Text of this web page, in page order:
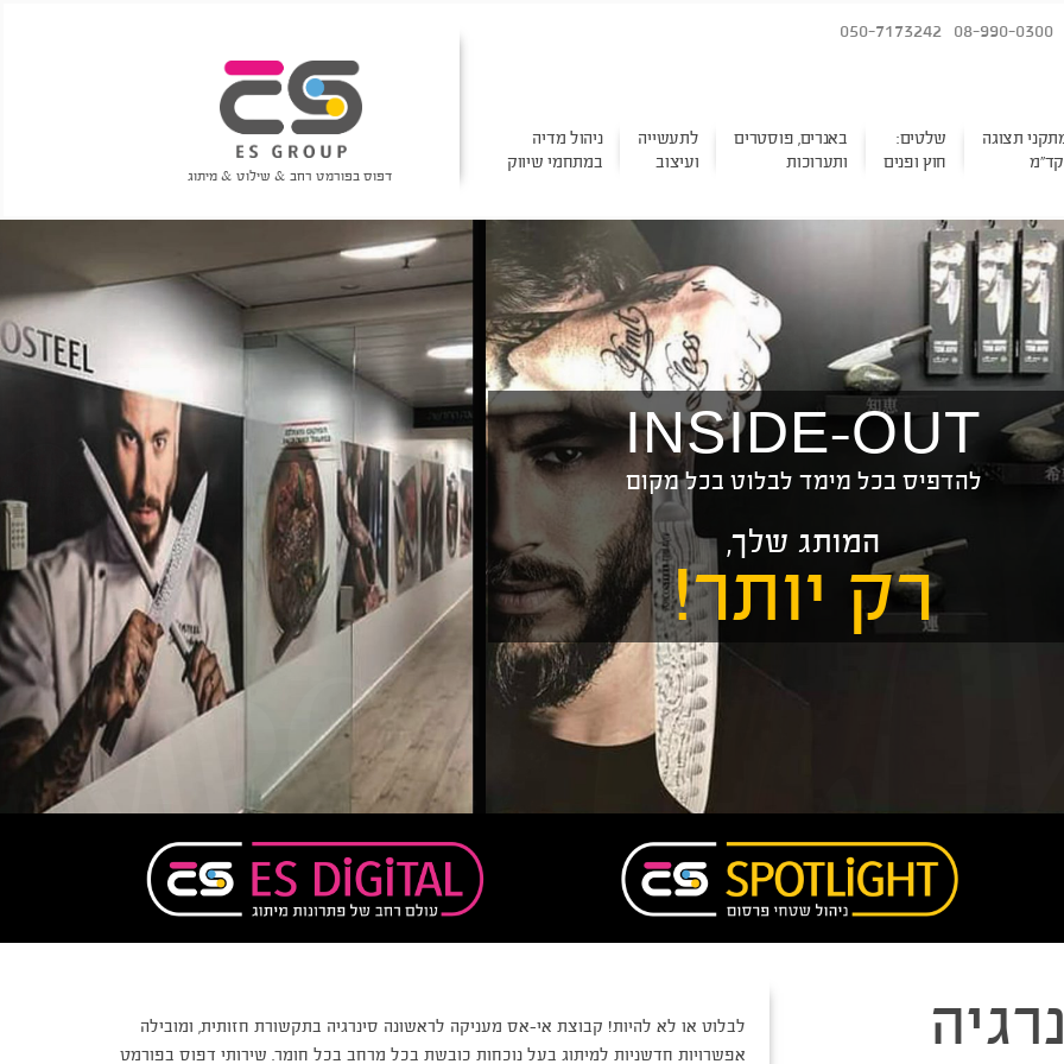
08-990-0300
050-7173242
תצוגה
שלטים:
חוץ ופנים
באנרים, פוסטרים
ותערוכות
לתעשייה
ועיצוב
ניהול מדיה
במתחמי שיווק
דפוס בפורמט רחב & שילוט & מיתוג
INSIDE-OUT
להדפיס בכל מימד לבלוט בכל מקום
המותג שלך,
רק יותר!
לבלוט או לא להיות! קבוצת אי-אס מעניקה לראשונה סינרגיה בתקשורת חזותית, ומובילה
אפשרויות חדשניות למיתוג בעל נוכחות כובשת בכל מרחב בכל חומר. שירותי דפוס בפורמט